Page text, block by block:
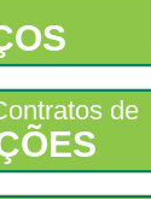
de